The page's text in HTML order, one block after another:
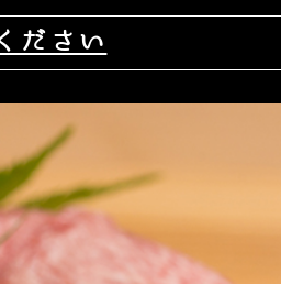
ださい